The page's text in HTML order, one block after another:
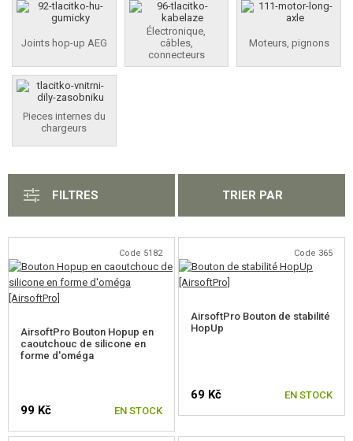
ÉQUIPEMENT, UNIFORMES...
CAMOUFLAGE, BANDE CAMOUFLAGE
ACCESSOIRES POUR RÉPLIQUE
PIECE DE RECHANGE, UPGRADE
PIECES INTERNES AEG
GEARBOXES ET PARTIES INTÉRIEURES
HOP-UP CHAMBRES, BLOCAGE DU CANON
ÉLECTRONIQUE, CÂBLES, CONNECTEURS
Joints hop-up AEG
Électronique,
câbles,
connecteurs
Moteurs, pignons
Pieces internes du
chargeurs
FILTRES TRIER PAR
Code 5182
AirsoftPro Bouton Hopup en
caoutchouc de silicone en
forme d'oméga
99 Kč EN STOCK
Code 365
AirsoftPro Bouton de stabilité
HopUp
69 Kč EN STOCK